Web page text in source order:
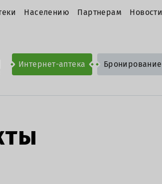
Населению Партнерам Новости
Интернет-аптека Бронирование